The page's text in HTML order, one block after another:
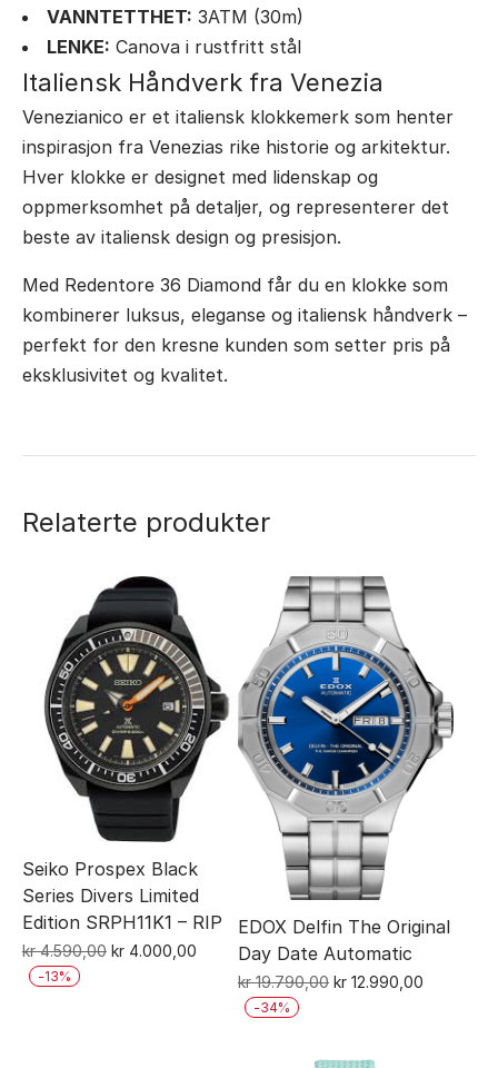
VANNTETTHET: 3ATM (30m)
LENKE: Canova i rustfritt stål
Italiensk Håndverk fra Venezia
Venezianico er et italiensk klokkemerk som henter
inspirasjon fra Venezias rike historie og arkitektur.
Hver klokke er designet med lidenskap og
oppmerksomhet på detaljer, og representerer det
beste av italiensk design og presisjon.
Med Redentore 36 Diamond får du en klokke som
kombinerer luksus, eleganse og italiensk håndverk –
perfekt for den kresne kunden som setter pris på
eksklusivitet og kvalitet.
Relaterte produkter
Seiko Prospex Black
Series Divers Limited
Edition SRPH11K1 – RIP
kr4.590,00 Opprinnelig
kr 4.000,00 Nåværende
-13%
EDOX Delfin The Original
Day Date Automatic
kr19.790,00 Opprinnelig
kr 19.790,00.
kr 12.990,00
-34%